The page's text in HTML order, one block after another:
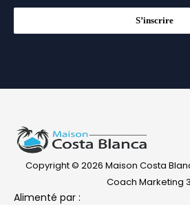
S’inscrire
Copyright © 2026 Maison Costa
Coach Marketing
Alimenté par :